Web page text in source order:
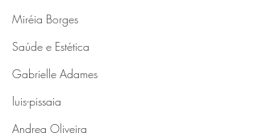
Miréia Borges
Saúde e Estética
Gabrielle Adames
luis-pissaia
Andrea Oliveira